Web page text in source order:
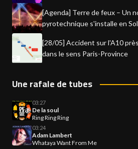
[Agenda] Terre de feux – Un
pyrotechnique s'installe en
[28/05] Accident sur l'A10
dans le sens Paris-Province
Une rafale de tubes
03:27
De la soul
Ring Ring Ring
03:24
Adam Lambert
Whataya Want From Me